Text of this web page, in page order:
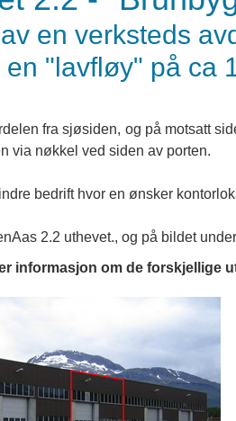
en verksteds
"lavfløy" på ca
fra sjøsiden, og på motsatt
via nøkkel ved siden av porten.
bedrift hvor en ønsker
2.2 uthevet., og på bildet
informasjon om de forskjellige